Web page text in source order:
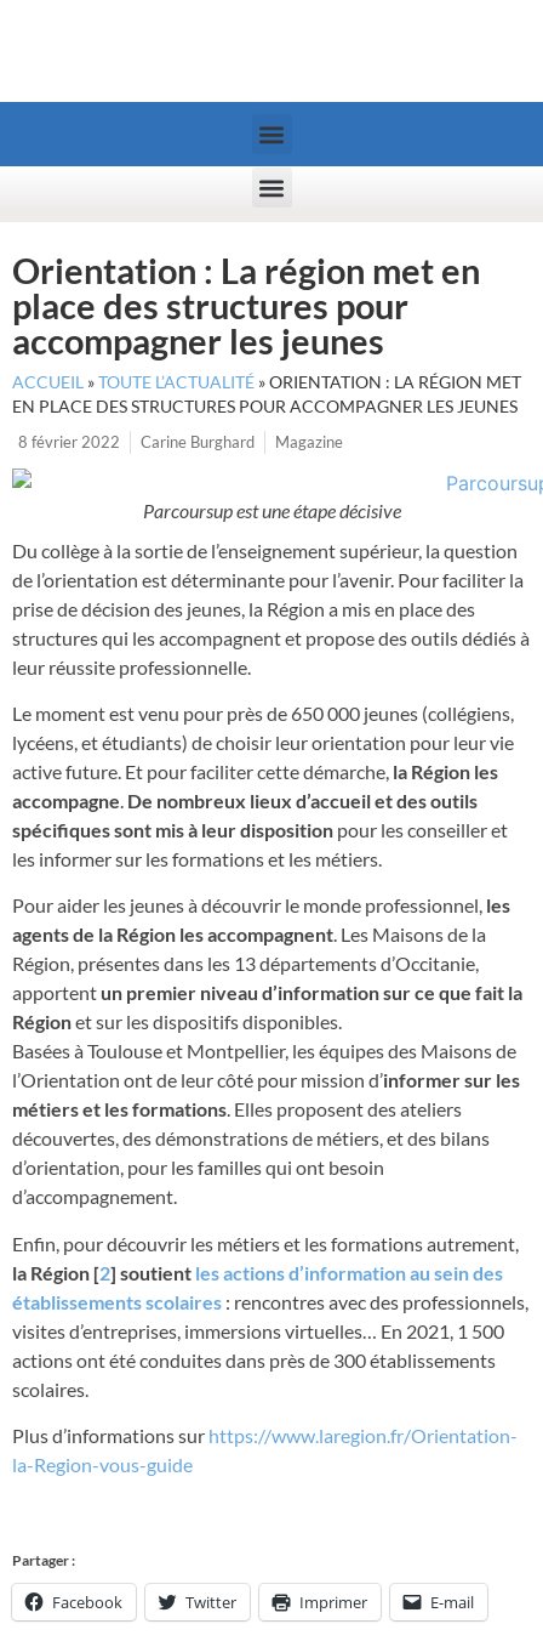
Orientation : La région met en
place des structures pour
accompagner les jeunes
ACCUEIL »TOUTE L’ACTUALITÉ »ORIENTATION : LA RÉGION MET
EN PLACE DES STRUCTURES POUR ACCOMPAGNER LES JEUNES
8 février 2022
Carine Burghard Magazine
Parcoursup est une étape décisive
Du collège à la sortie de l’enseignement supérieur, la question
de l’orientation est déterminante pour l’avenir. Pour faciliter la
prise de décision des jeunes, la Région a mis en place des
structures qui les accompagnent et propose des outils dédiés à
leur réussite professionnelle.
Le moment est venu pour près de 650 000 jeunes (collégiens,
lycéens, et étudiants) de choisir leur orientation pour leur vie
active future. Et pour faciliter cette démarche, la Région les
accompagne. De nombreux lieux d’accueil et des outils
spécifiques sont mis à leur disposition pour les conseiller et
les informer sur les formations et les métiers.
Pour aider les jeunes à découvrir le monde professionnel, les
agents de la Région les accompagnent. Les Maisons de la
Région, présentes dans les 13 départements d’Occitanie,
apportent un premier niveau d’information sur ce que fait la
Régionet sur les dispositifs disponibles.
Basées à Toulouse et Montpellier, les équipes des Maisons de
l’Orientation ont de leur côté pour mission d’informer sur les
métiers et les formations. Elles proposent des ateliers
découvertes, des démonstrations de métiers, et des bilans
d’orientation, pour les familles qui ont besoin
d’accompagnement.
Enfin, pour découvrir les métiers et les formations autrement,
la Région [2] soutient les actions d’information au sein des
établissements scolaires : rencontres avec des professionnels,
visites d’entreprises, immersions virtuelles… En 2021, 1 500
actions ont été conduites dans près de 300 établissements
scolaires.
Plus d’informations sur https://www.laregion.fr/Orientation-
la-Region-vous-guide
Partager :
Facebook Twitter Imprimer E-mail